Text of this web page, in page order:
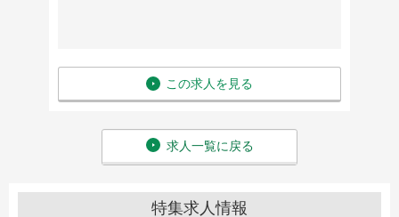
この求人を見る
求人一覧に戻る
特集求人情報